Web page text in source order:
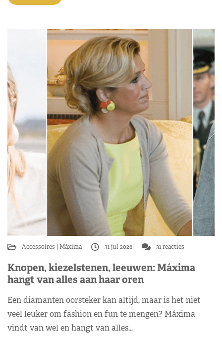
Accessoires Máxima 31 jul 2026 31 reacties
Knopen, kiezelstenen, leeuwen: Máxima
hangt van alles aan haar oren
Een diamanten oorsteker kan altijd, maar is het niet
veel leuker om fashion en fun te mengen? Máxima
vindt van wel en hangt van alles…